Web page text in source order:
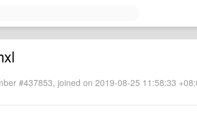
#437853, joined on 2019-08-25 11:58:33